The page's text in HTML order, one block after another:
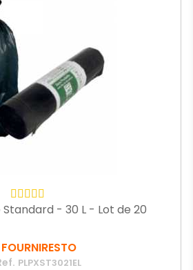
- 30 L - Lot de 20
FOURNIRESTO
PLPXST3021EL